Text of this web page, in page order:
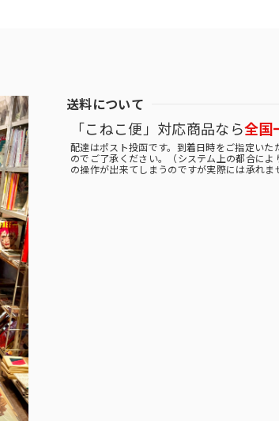
送料について
「こねこ便」対応商品なら全国
配達はポスト投函です。到着日時をご指定いた
のでご了承ください。（システム上の都合によ
の操作が出来てしまうのですが実際には承れま